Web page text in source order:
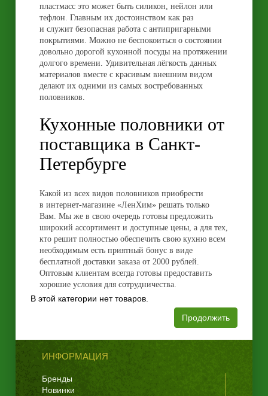
пластмасс это может быть силикон, нейлон или
тефлон. Главным их достоинством как раз
и служит безопасная работа с антипригарными
покрытиями. Можно не беспокоиться о состоянии
довольно дорогой кухонной посуды на протяжении
долгого времени. Удивительная лёгкость данных
материалов вместе с красивым внешним видом
делают их одними из самых востребованных
половников.
Кухонные половники от
поставщика в Санкт-
Петербурге
Какой из всех видов половников приобрести
в интернет-магазине «ЛенХим» решать только
Вам. Мы же в свою очередь готовы предложить
широкий ассортимент и доступные цены, а для тех,
кто решит полностью обеспечить свою кухню всем
необходимым есть приятный бонус в виде
бесплатной доставки заказа от 2000 рублей.
Оптовым клиентам всегда готовы предоставить
хорошие условия для сотрудничества.
В этой категории нет товаров.
Продолжить
ИНФОРМАЦИЯ
Бренды
Новинки